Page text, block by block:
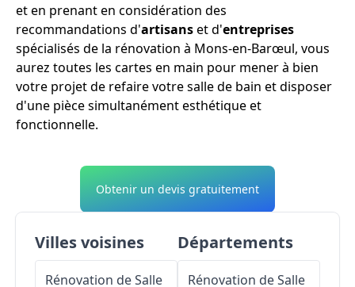
et en prenant en considération des
recommandations d'artisanset d'entreprises
spécialisés de la rénovation à Mons-en-Barœul, vous
aurez toutes les cartes en main pour mener à bien
votre projet de refaire votre salle de bain et disposer
d'une pièce simultanément esthétique et
fonctionnelle.
Obtenir un devis gratuitement
Villes voisines
Rénovation de Salle
Départements
Rénovation de Salle